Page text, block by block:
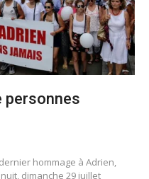
personnes
hommage à Adrien,
dimanche 29 juillet